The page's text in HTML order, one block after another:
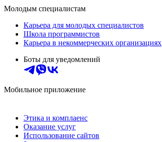
Молодым специалистам
Карьера для молодых специалистов
Школа программистов
Карьера в некоммерческих организациях
Боты для уведомлений
Мобильное приложение
Этика и комплаенс
Оказание услуг
Использование сайтов